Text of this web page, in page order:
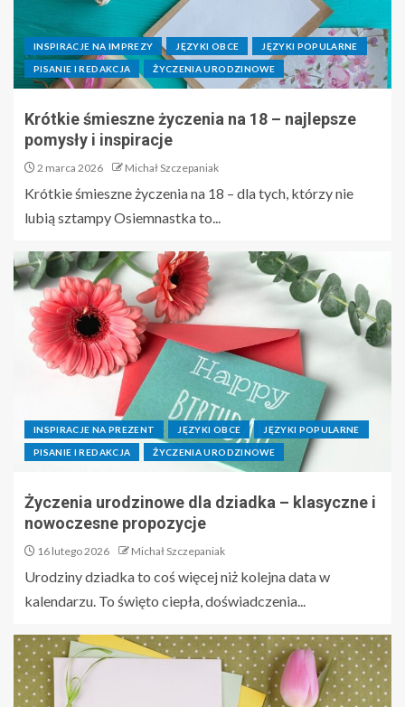
INSPIRACJE NA IMPREZY JĘZYKI OBCE JĘZYKI POPULARNE
PISANIE I REDAKCJA ŻYCZENIA URODZINOWE
Krótkie śmieszne życzenia na 18 – najlepsze
pomysły i inspiracje
2 marca 2026 Michał Szczepaniak
Krótkie śmieszne życzenia na 18 – dla tych, którzy nie
lubią sztampy Osiemnastka to...
INSPIRACJE NA PREZENT JĘZYKI OBCE JĘZYKI POPULARNE
PISANIE I REDAKCJA ŻYCZENIA URODZINOWE
Życzenia urodzinowe dla dziadka – klasyczne i
nowoczesne propozycje
16 lutego 2026 Michał Szczepaniak
Urodziny dziadka to coś więcej niż kolejna data w
kalendarzu. To święto ciepła, doświadczenia...